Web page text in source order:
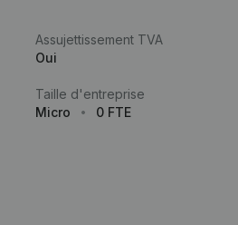
Assujettissement TVA
Oui
Taille d'entreprise
Micro
0 FTE